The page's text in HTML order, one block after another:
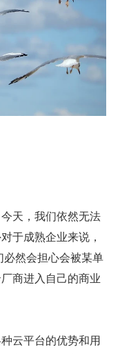
天，我们依然无法
于成熟企业来说，
然会担心会被某单
商进入自己的商业
云平台的优势和用